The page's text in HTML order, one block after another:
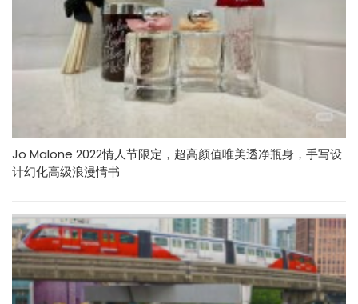
Jo Malone 2022情人节限定，超高颜值唯美透净瓶身，手写设
计幻化高级浪漫情书